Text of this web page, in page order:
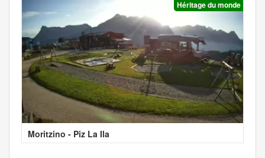
Héritage du monde
Moritzino - Piz La Ila